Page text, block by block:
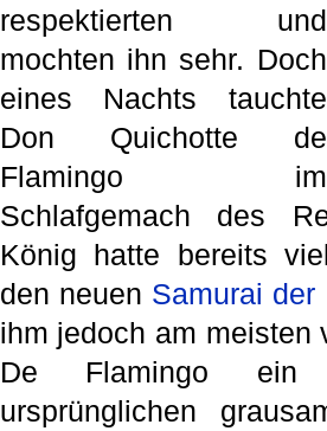
respektierten und
mochten ihn sehr. Doch
eines Nachts tauchte
Don Quichotte de
Flamingo im
Schlafgemach des
König hatte bereits
den neuen Samurai der
ihm jedoch am meisten
De Flamingo ein
ursprünglichen